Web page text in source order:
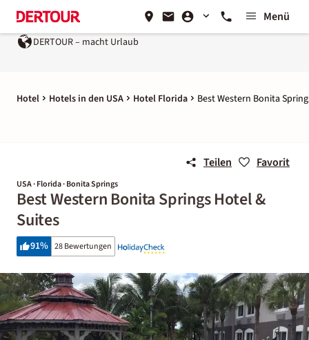
Menü
DERTOUR – macht Urlaub
Hotel Hotels in den USA Hotel Florida Best Western Bonita
Teilen Favorit
USA · Florida · Bonita Springs
Best Western Bonita Springs Hotel &
Suites
91% 28 Bewertungen